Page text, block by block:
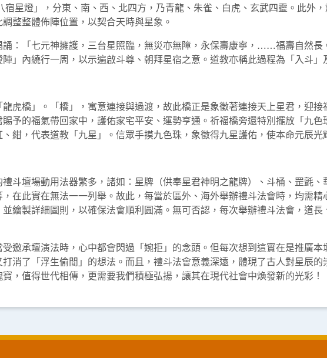
宿星燈」，分東、南、西、北四方，乃青龍、朱雀、白虎、玄武四靈。此外
整整體佈陣位置，以契合天時與星象。
：「七元神擁護，三台星照臨，無災亦無障，永保壽康寧，……福壽自然
」內繞行一周，以示遍啟斗尊、朝拜星宿之意。道教亦稱此過程為「入斗」
龍虎橋」。「橋」，寓意連接與過渡，故此橋正是象徵著連接天上星君，迎
予的福氣帶回家中，護佑家宅平安、運勢亨通。祈福橋旁還特別擺放「九
紺，代表道教「九星」。信眾手摸九色珠，象徵得九星護佑，使本命元辰光
斗壇場動用法器繁多，諸如：星牌（供奉星君神明之龍牌）、斗桶、罡氈
在此實在無法一一列舉。故此，每當於區外、海外舉辦禮斗法會時，均需
繪製詳細圖則，以確保法會順利圓滿。無可否認，每次舉辦禮斗法會，道
邀承壇演法時，心中都會閃過「婉拒」的念頭。但每次想到這實在是推廣
消了「浮生偷閒」的想法。而且，禮斗法會意義深遠，體現了古人對星辰
，值得世代相傳，更需要我們積極弘揚，讓其在現代社會中煥發新的光彩！